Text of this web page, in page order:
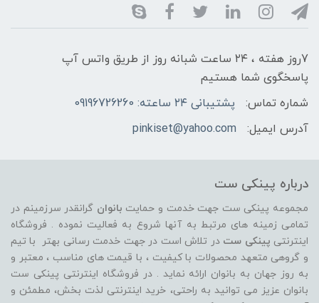
7روز هفته ، ۲۴ ساعت شبانه‌ روز از طریق واتس آپ
پاسخگوی شما هستیم
شماره تماس:
پشتیبانی ۲۴ ساعته: 09196726260
آدرس ایمیل:
pinkiset@yahoo.com
درباره پینکی ست
مجموعه پینکی ست جهت خدمت و حمایت بانوان گرانقدر سرزمینم در
تمامی زمینه های مرتبط به آنها شروع به فعالیت نموده . فروشگاه
اینترنتی پینکی ست در تلاش است در جهت خدمت رسانی بهتر با تیم
و گروهی متعهد محصولات با کیفیت ، با قیمت های مناسب ، معتبر و
به روز جهان به بانوان ارائه نماید . در فروشگاه اینترنتی پینکی ست
بانوان عزیز می توانيد به راحتی، خرید اینترنتی لذت بخش، مطمئن و